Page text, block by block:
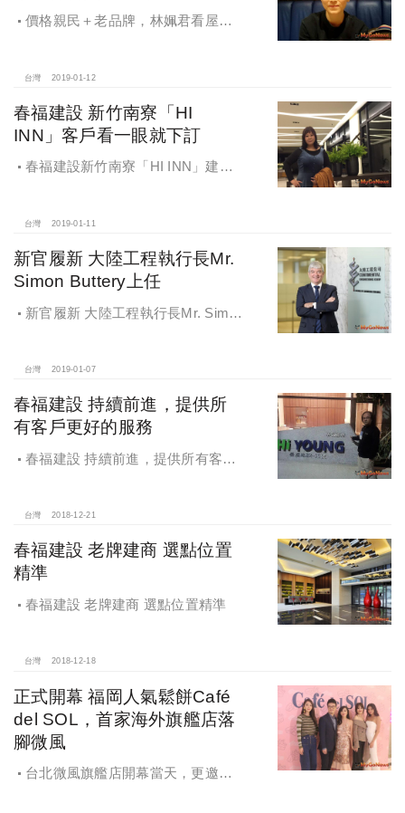
價格親民＋老品牌，林姵君看屋僅
台灣 2019-01-12
春福建設 新竹南寮「HI
INN」客戶看一眼就下訂
春福建設新竹南寮「HI INN」建
台灣 2019-01-11
新官履新 大陸工程執行長Mr.
Simon Buttery上任
新官履新 大陸工程執行長Mr. Simon
台灣 2019-01-07
春福建設 持續前進，提供所
有客戶更好的服務
春福建設 持續前進，提供所有客戶
台灣 2018-12-21
春福建設 老牌建商 選點位置
精準
春福建設 老牌建商 選點位置精準
台灣 2018-12-18
正式開幕 福岡人氣鬆餅Café
del SOL，首家海外旗艦店落
腳微風
台北微風旗艦店開幕當天，更邀得